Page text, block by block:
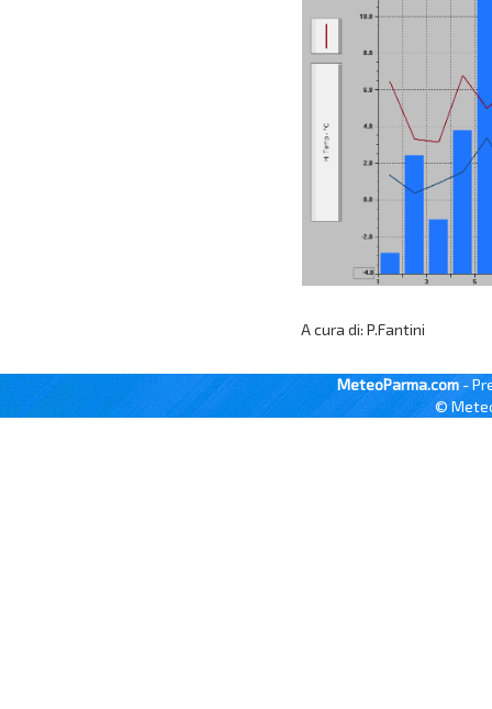
A cura di: P.Fantini
MeteoParma.com -
©